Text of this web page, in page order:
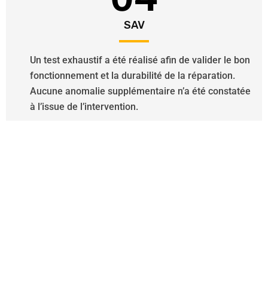
SAV
Un test exhaustif a été réalisé afin de valider le bon
fonctionnement et la durabilité de la réparation.
Aucune anomalie supplémentaire n’a été constatée
à l’issue de l’intervention.